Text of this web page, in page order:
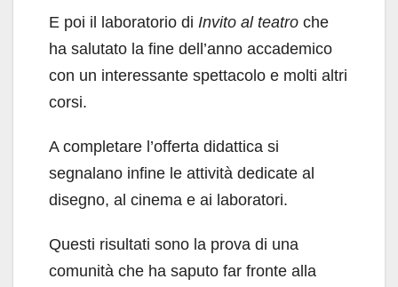
E poi il laboratorio di Invito al teatro che
ha salutato la fine dell’anno accademico
con un interessante spettacolo e molti altri
corsi.
A completare l’offerta didattica si
segnalano infine le attività dedicate al
disegno, al cinema e ai laboratori.
Questi risultati sono la prova di una
comunità che ha saputo far fronte alla